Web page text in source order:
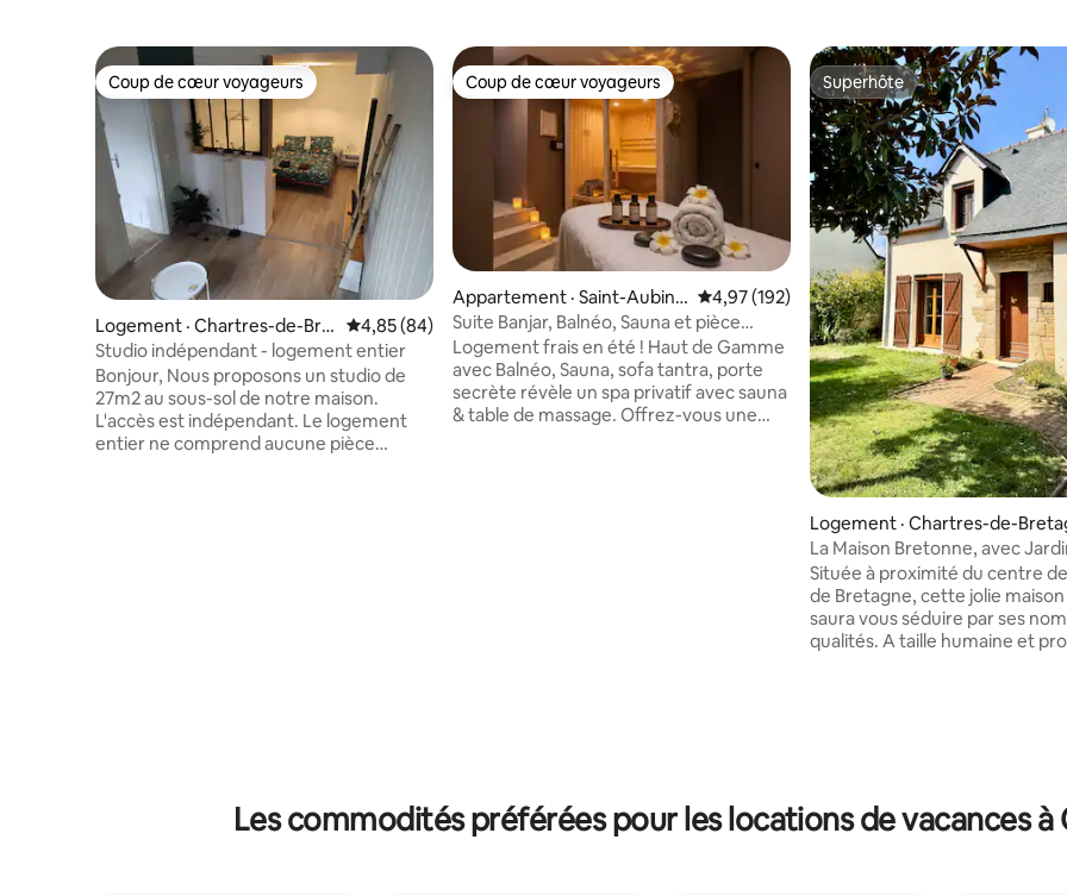
Coup de cœur voyageurs
Coup de cœur voyageurs
Logement · Chartres-de-Bre
tagne
Note moyenne de 4,85 sur 5, 84 commentaires
4,85 (84)
Studio indépendant - logement entier
Bonjour, Nous proposons un studio de
27m2 au sous-sol de notre maison.
L'accès est indépendant. Le logement
entier ne comprend aucune pièce
Coup de cœur voyageurs
Coup de cœur voyageurs
Appartement · Saint-Aubin-
d'Aubigné
Note moyenne de 4,97 sur 5, 192
4,97 (192)
Suite Banjar, Balnéo, Sauna et pièce
secrète
Logement frais en été ! Haut de Gamme
avec Balnéo, Sauna, sofa tantra, porte
secrète révèle un spa privatif avec sauna
& table de massage. Offrez-vous une
Superhôte
Superhôte
Logement · Chartres-de-
e
La Maison Bretonne, avec
et Garage
Située à proximité du centre
de Bretagne, cette jolie
saura vous séduire par ses
qualités. A taille humaine et profitant de
Rennes! Ce bien peut accueillir jusqu’à 6
Les commodités préférées pour les locations de vacances